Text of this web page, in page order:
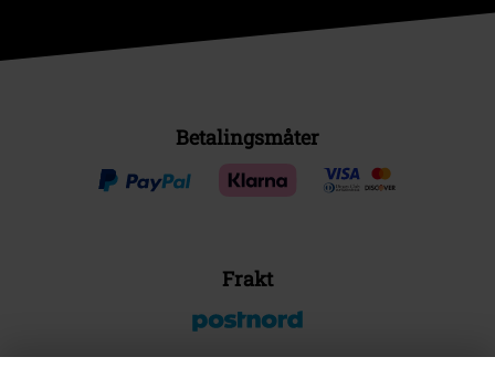
Betalingsmåter
Frakt